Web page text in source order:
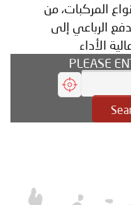
المركبات، من
الرباعي إلى
الأداء
PLEASE